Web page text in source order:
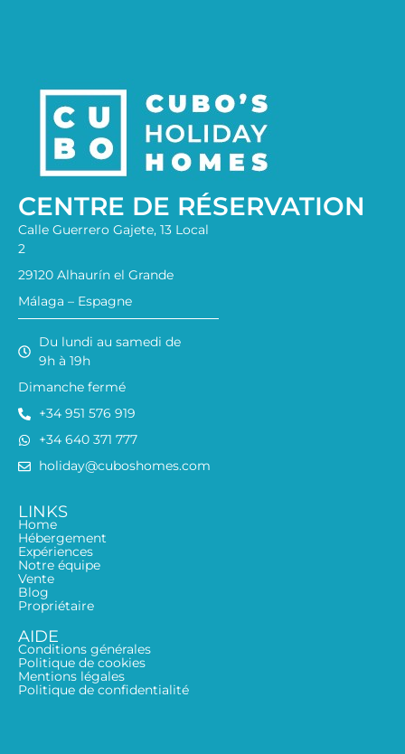
CENTRE DE RÉSERVATION
Calle Guerrero Gajete, 13 Local
2
29120 Alhaurín el Grande
Málaga – Espagne
Du lundi au samedi de
9h à 19h
Dimanche fermé
+34 951 576 919
+34 640 371 777
holiday@cuboshomes.com
LINKS
Home
Hébergement
Expériences
Notre équipe
Vente
Blog
Propriétaire
AIDE
Conditions générales
Politique de cookies
Mentions légales
Politique de confidentialité